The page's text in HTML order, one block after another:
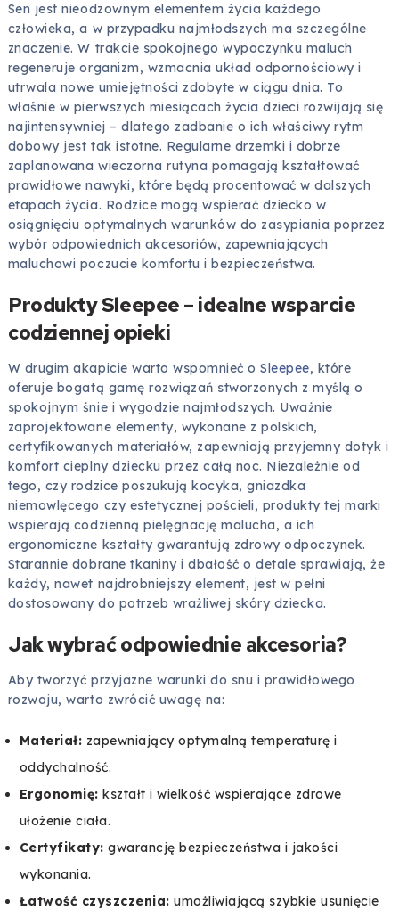
Sen jest nieodzownym elementem życia każdego
człowieka, a w przypadku najmłodszych ma szczególne
znaczenie. W trakcie spokojnego wypoczynku maluch
regeneruje organizm, wzmacnia układ odpornościowy i
utrwala nowe umiejętności zdobyte w ciągu dnia. To
właśnie w pierwszych miesiącach życia dzieci rozwijają się
najintensywniej – dlatego zadbanie o ich właściwy rytm
dobowy jest tak istotne. Regularne drzemki i dobrze
zaplanowana wieczorna rutyna pomagają kształtować
prawidłowe nawyki, które będą procentować w dalszych
etapach życia. Rodzice mogą wspierać dziecko w
osiągnięciu optymalnych warunków do zasypiania poprzez
wybór odpowiednich akcesoriów, zapewniających
maluchowi poczucie komfortu i bezpieczeństwa.
Produkty Sleepee – idealne wsparcie
codziennej opieki
W drugim akapicie warto wspomnieć oSleepee, które
oferuje bogatą gamę rozwiązań stworzonych z myślą o
spokojnym śnie i wygodzie najmłodszych. Uważnie
zaprojektowane elementy, wykonane z polskich,
certyfikowanych materiałów, zapewniają przyjemny dotyk i
komfort cieplny dziecku przez całą noc. Niezależnie od
tego, czy rodzice poszukują kocyka, gniazdka
niemowlęcego czy estetycznej pościeli, produkty tej marki
wspierają codzienną pielęgnację malucha, a ich
ergonomiczne kształty gwarantują zdrowy odpoczynek.
Starannie dobrane tkaniny i dbałość o detale sprawiają, że
każdy, nawet najdrobniejszy element, jest w pełni
dostosowany do potrzeb wrażliwej skóry dziecka.
Jak wybrać odpowiednie akcesoria?
Aby tworzyć przyjazne warunki do snu i prawidłowego
rozwoju, warto zwrócić uwagę na:
Materiał: zapewniający optymalną temperaturę i
oddychalność.
Ergonomię: kształt i wielkość wspierające zdrowe
ułożenie ciała.
Certyfikaty: gwarancję bezpieczeństwa i jakości
wykonania.
Łatwość czyszczenia: umożliwiającą szybkie usunięcie